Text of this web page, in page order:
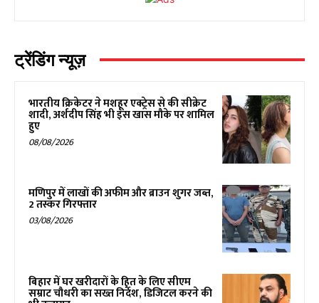
ट्रेंडिंग न्यूज़
भारतीय क्रिकेटर ने मशहूर एक्ट्रेस से की सीक्रेट
शादी, अर्शदीप सिंह भी इस खास मौके पर शामिल
हुए
08/08/2026
मणिपुर में लाखों की अफीम और ब्राउन शुगर जब्त,
2 तस्कर गिरफ्तार
03/08/2026
बिहार में घर खरीदारों के हित के लिए सीएम
सम्राट चौधरी का सख्त निर्देश, डिजिटल करने की